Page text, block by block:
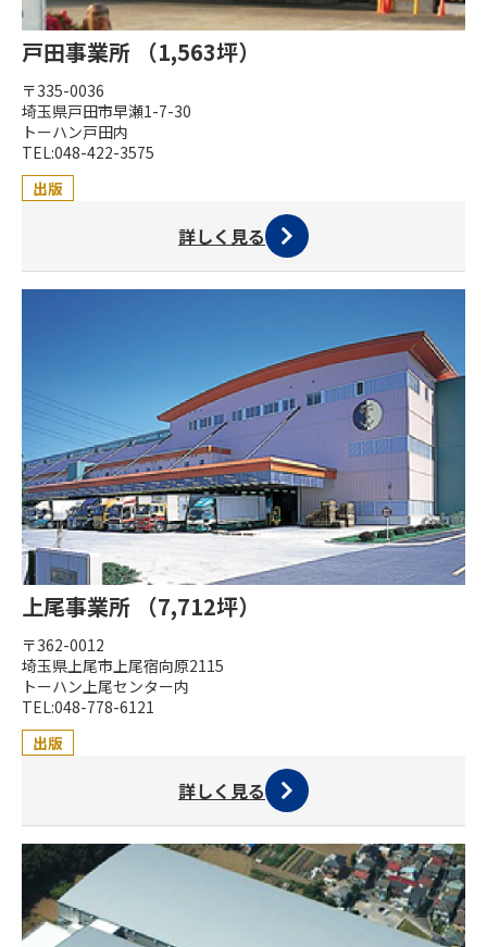
戸田事業所 （1,563坪）
〒335-0036
埼玉県戸田市早瀬1-7-30
トーハン戸田内
TEL:048-422-3575
出版
詳しく見る
上尾事業所 （7,712坪）
〒362-0012
埼玉県上尾市上尾宿向原2115
トーハン上尾センター内
TEL:048-778-6121
出版
詳しく見る